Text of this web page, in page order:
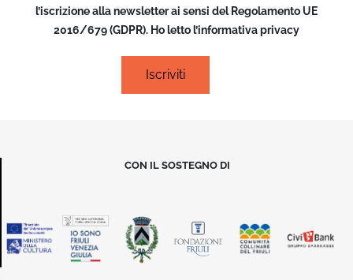
l’iscrizione alla newsletter ai sensi del Regolamento UE
2016/679 (GDPR). Ho letto l’informativa privacy
CON IL SOSTEGNO DI